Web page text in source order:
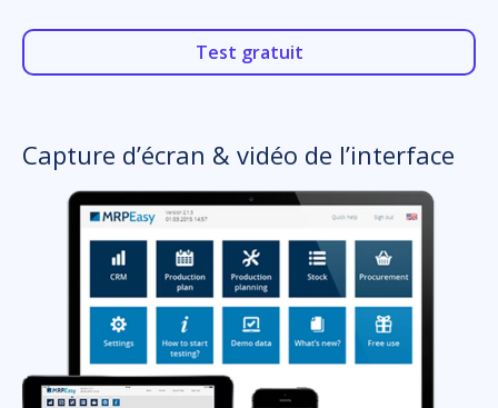
Test gratuit
Capture d’écran & vidéo de l’interface